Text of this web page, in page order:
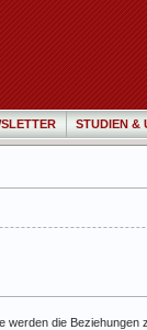
STUDIEN &
die